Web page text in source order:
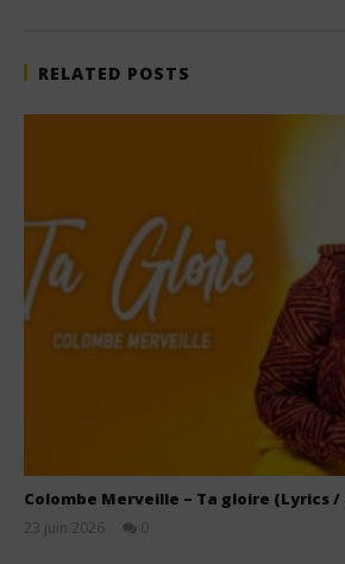
RELATED POSTS
Colombe Merveille – Ta gloire (Lyrics /
23 juin 2026
0